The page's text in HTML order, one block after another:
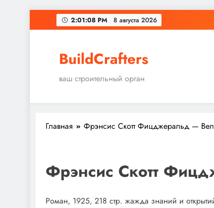
Перейти
к
2:01:09 PM 8 августа 2026
BuildCrafters
ваш строительный орган
Главная Фрэнсис Скотт Фицджеральд —
Фрэнсис Скотт
Роман, 1925, 218 стр. жажда знаний и